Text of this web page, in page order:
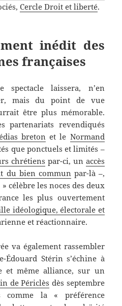
Cercle Droit et liberté.
inédit des
françaises
laissera, n’en
mais du point de vue
être plus mémorable.
partenariats revendiqués
breton et le Normand
que ponctuels et limités –
chrétiens par-ci, un accès
du bien commun par-là –,
célèbre les noces des deux
les plus ouvertement
idéologique, électorale et
et réactionnaire.
va également rassembler
Stérin s’échine à
et même alliance, sur un
de Périclès dès septembre
comme la « préférence